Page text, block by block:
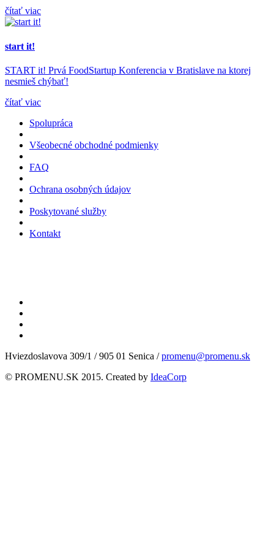
čítať viac
start it!
START it! Prvá FoodStartup Konferencia v Bratislave na ktorej
nesmieš chýbať!
čítať viac
Spolupráca
Všeobecné obchodné podmienky
FAQ
Ochrana osobných údajov
Poskytované služby
Kontakt
Hviezdoslavova 309/1 / 905 01 Senica /promenu@promenu.sk
© PROMENU.SK 2015. Created by IdeaCorp